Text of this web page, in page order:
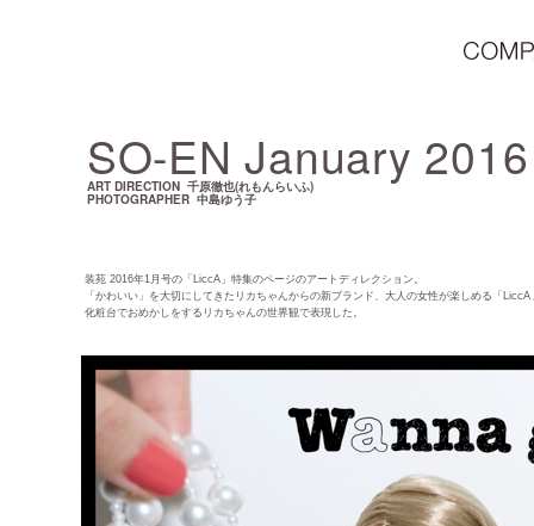
装苑 2016年1月号の「LiccA」特集のページのアートディレクション。
「かわいい」を大切にしてきたリカちゃんからの新ブランド、大人の女性が楽しめる「LiccA
化粧台でおめかしをするリカちゃんの世界観で表現した。
SO-EN January
ART DIRECTION 千原徹也(れもんらいふ)
PHOTOGRAPHER 中島ゆう子